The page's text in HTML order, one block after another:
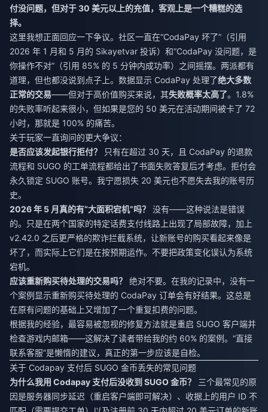
付没问题，但对于 30 美元以上的充值，客观上是一个糟糕的选
择。
这里我想正面回应一下争议。社区一直在“CodaPay 坏了”（引用
2026 年 1 月和 5 月的 Sikayetvar 投诉）和“CodaPay 没问题，是
你操作不对”（引用 85% 的 5 分钟内成功率）之间摇摆。两派都有
道理，但也都没说到点子上。数据显示 CodaPay 处理了绝大多数
正常的交易——但对于高价值购买来说，其失败概率太高了。1.8%
的失败率听起来很小，但如果是您的 50 美元在活动期间被卡了 72
小时，那就是 100% 的痛苦。
关于玩家一直询问的更大争议：
是否应该发起银行拒付？
只有在超过 30 天，且 CodaPay 的退款
流程和 SUGO 的工单流程都给出了书面失败答复后才考虑。拒付会
永久锁定 SUGO 账号。我宁愿损失 20 美元也不愿失去我的账号历
史。
2026 年 5 月真的有“大面积宕机”吗？
没有——这种说法是错误
的。只是在两个国家的特定话费支付线路上出现了局部故障，加上
v2.42.0 之后更严格的欺诈拦截系统，让新账号的购买看起来像是
坏了，而实际上它们是在按预期运作。不要把政策变化误认为系统
宕机。
应该重新购买待处理的交易吗？
绝对不要。在我的记录中，没有一
个案例显示重新购买待处理的 CodaPay 订单会有好结果。这总是
在原有问题的基础上又增加了一个重复扣费的问题。
根据我的经验，最容易被忽视的修复方法就是重启 SUGO 客户端并
检查游戏内邮箱——这解决了读者带给我的约 60% 的案例。“直接
联系客服”是懒惰的建议，真正的第一步应该是自检。
关于 Codapay 支付后 SUGO 金币丢失的常见问题
为什么我用 Codapay 支付后没收到 SUGO 金币？
三个最常见的原
因是服务器同步延迟（重启客户端即可解决）、收据上的用户 ID 不